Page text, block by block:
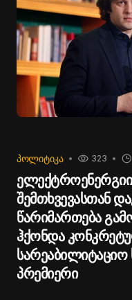
ᲞᲝᲚᲘᲢᲘᲙᲐ 323
შემთხვევასთან
წარიმართება
ჰქონდა
სარეაბილიტაციო
პრემიერი